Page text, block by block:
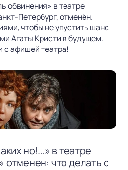
обвинения» в театре
Петербург, отменён.
чтобы не упустить шанс
Агаты Кристи в будущем.
с афишей театра!
но!...» в театре
отменен: что делать с